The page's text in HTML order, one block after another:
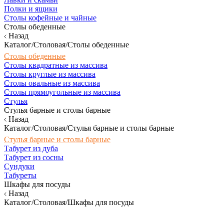
Полки и ящики
Столы кофейные и чайные
Столы обеденные
Назад
Каталог/Столовая/Столы обеденные
Столы обеденные
Столы квадратные из массива
Столы круглые из массива
Столы овальные из массива
Столы прямоугольные из массива
Стулья
Стулья барные и столы барные
Назад
Каталог/Столовая/Стулья барные и столы барные
Стулья барные и столы барные
Табурет из дуба
Табурет из сосны
Сундуки
Табуреты
Шкафы для посуды
Назад
Каталог/Столовая/Шкафы для посуды